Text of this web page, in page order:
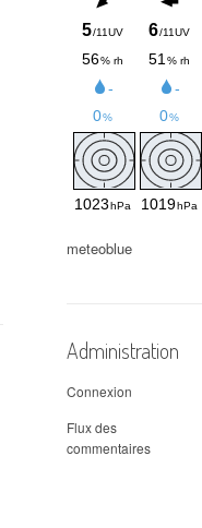
meteoblue
Administration
Connexion
Flux des
commentaires